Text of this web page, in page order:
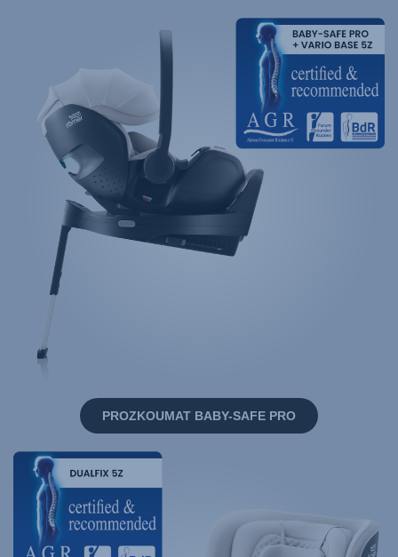
PROZKOUMAT BABY-SAFE PRO